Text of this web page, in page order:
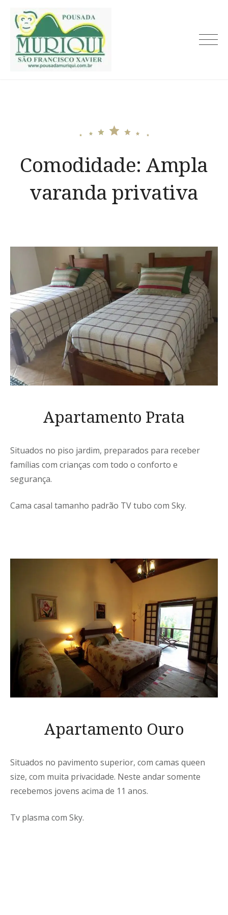
content
Comodidade:Ampla
varanda privativa
Apartamento Prata
Situados no piso jardim, preparados para receber
famílias com crianças com todo o conforto e
segurança.
Cama casal tamanho padrão TV tubo com Sky.
Apartamento Ouro
Situados no pavimento superior, com camas queen
size, com muita privacidade. Neste andar somente
recebemos jovens acima de 11 anos.
Tv plasma com Sky.